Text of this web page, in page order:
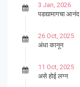
3 Jan, 2026
पडद्यामागचा आनंद
26 Oct, 2025
अंधा कानून
11 Oct, 2025
असे होई लग्न